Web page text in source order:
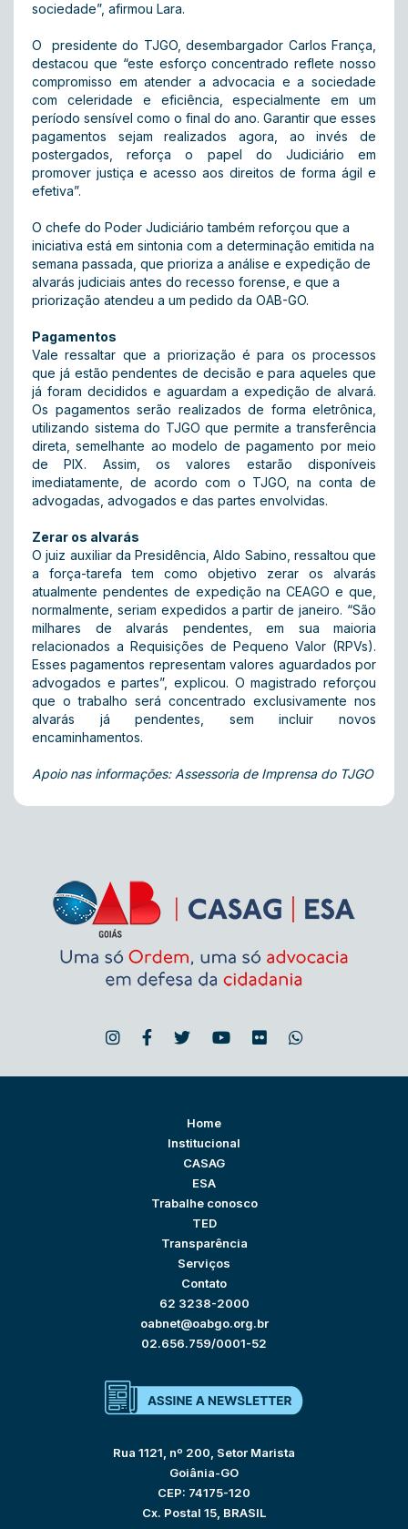
sociedade”, afirmou Lara.
O presidente do TJGO, desembargador Carlos França,
destacou que “este esforço concentrado reflete nosso
compromisso em atender a advocacia e a sociedade
com celeridade e eficiência, especialmente em um
período sensível como o final do ano. Garantir que esses
pagamentos sejam realizados agora, ao invés de
postergados, reforça o papel do Judiciário em
promover justiça e acesso aos direitos de forma ágil e
efetiva”.
O chefe do Poder Judiciário também reforçou que a
iniciativa está em sintonia com a determinação emitida na
semana passada, que prioriza a análise e expedição de
alvarás judiciais antes do recesso forense, e que a
priorização atendeu a um pedido da OAB-GO.
Pagamentos
Vale ressaltar que a priorização é para os processos
que já estão pendentes de decisão e para aqueles que
já foram decididos e aguardam a expedição de alvará.
Os pagamentos serão realizados de forma eletrônica,
utilizando sistema do TJGO que permite a transferência
direta, semelhante ao modelo de pagamento por meio
de PIX. Assim, os valores estarão disponíveis
imediatamente, de acordo com o TJGO, na conta de
advogadas, advogados e das partes envolvidas.
Zerar os alvarás
O juiz auxiliar da Presidência, Aldo Sabino, ressaltou que
a força-tarefa tem como objetivo zerar os alvarás
atualmente pendentes de expedição na CEAGO e que,
normalmente, seriam expedidos a partir de janeiro. “São
milhares de alvarás pendentes, em sua maioria
relacionados a Requisições de Pequeno Valor (RPVs).
Esses pagamentos representam valores aguardados por
advogados e partes”, explicou. O magistrado reforçou
que o trabalho será concentrado exclusivamente nos
alvarás já pendentes, sem incluir novos
encaminhamentos.
Apoio nas informações: Assessoria de Imprensa do TJGO
Home
Institucional
CASAG
ESA
Trabalhe conosco
TED
Transparência
Serviços
Contato
62 3238-2000
oabnet@oabgo.org.br
02.656.759/0001-52
Rua 1121, nº 200, Setor Marista
Goiânia-GO
CEP: 74175-120
Cx. Postal 15, BRASIL